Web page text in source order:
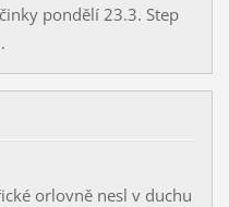
pondělí 23.3. Step
orlovně nesl v duchu